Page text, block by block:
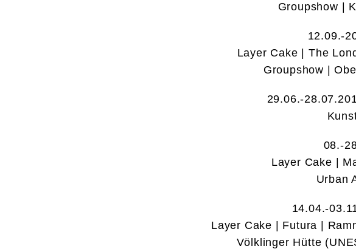
Groupshow |
12.09.-
Layer Cake | The
Groupshow |
29.06.-
08.-
Layer Cake |
Urban
14.04.-
Layer Cake | Futura |
Völklinger Hütte